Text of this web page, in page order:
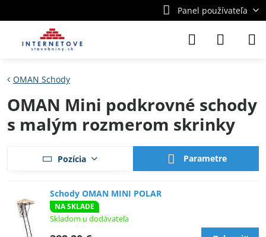
Panel používateľa
OMAN Schody
OMAN Mini podkrovné schody
s malým rozmerom skrinky
Pozícia Parametre
Schody OMAN MINI POLAR
NA SKLADE
Skladom u dodávateľa